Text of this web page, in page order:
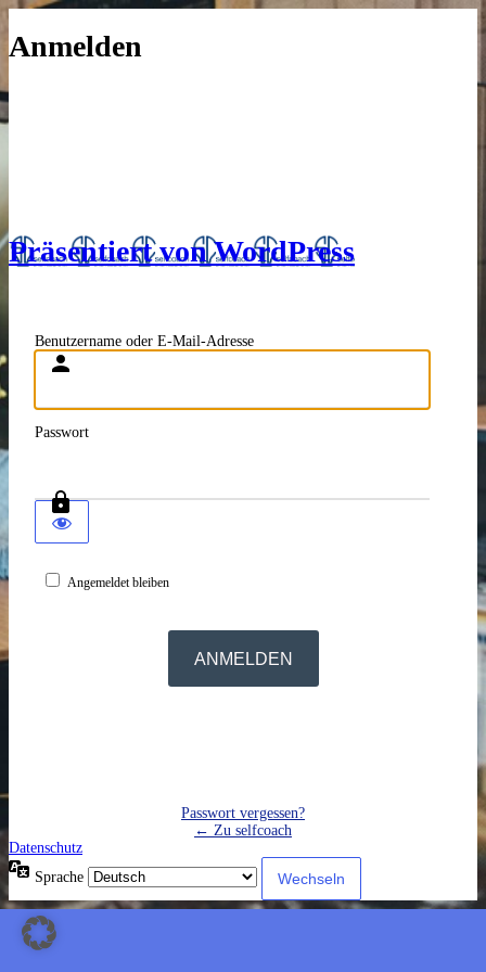
Anmelden
Präsentiert von WordPress
Benutzername oder E-Mail-Adresse
Passwort
Angemeldet bleiben
Passwort vergessen?
← Zu selfcoach
Datenschutz
Sprache